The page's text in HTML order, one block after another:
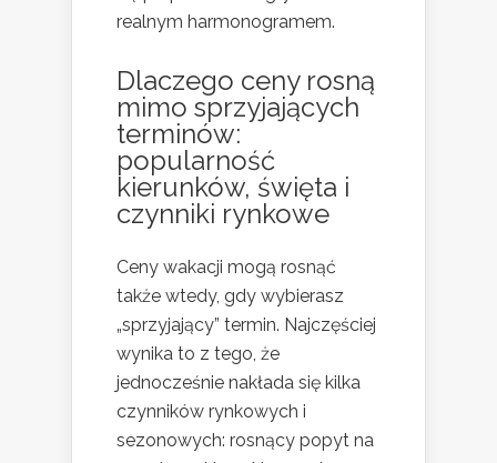
realnym harmonogramem.
Dlaczego ceny rosną
mimo sprzyjających
terminów:
popularność
kierunków, święta i
czynniki rynkowe
Ceny wakacji mogą rosnąć
także wtedy, gdy wybierasz
„sprzyjający” termin. Najczęściej
wynika to z tego, że
jednocześnie nakłada się kilka
czynników rynkowych i
sezonowych: rosnący popyt na